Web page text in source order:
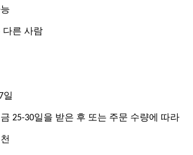
다른 사람
일
25-30일을 받은 후 또는 주문 수량에 따라